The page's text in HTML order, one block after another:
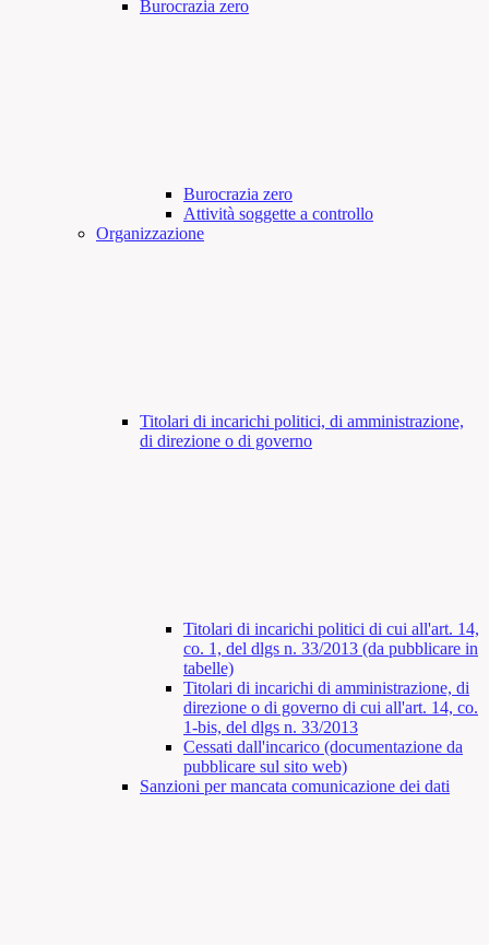
Burocrazia zero
Burocrazia zero
Attività soggette a controllo
Organizzazione
Titolari di incarichi politici, di amministrazione,
di direzione o di governo
Titolari di incarichi politici di cui all'art. 14,
co. 1, del dlgs n. 33/2013 (da pubblicare in
tabelle)
Titolari di incarichi di amministrazione, di
direzione o di governo di cui all'art. 14, co.
1-bis, del dlgs n. 33/2013
Cessati dall'incarico (documentazione da
pubblicare sul sito web)
Sanzioni per mancata comunicazione dei dati